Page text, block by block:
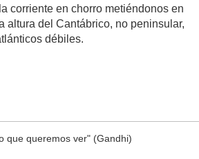
corriente en chorro metiéndonos en
altura del Cantábrico, no peninsular,
débiles.
que queremos ver" (Gandhi)